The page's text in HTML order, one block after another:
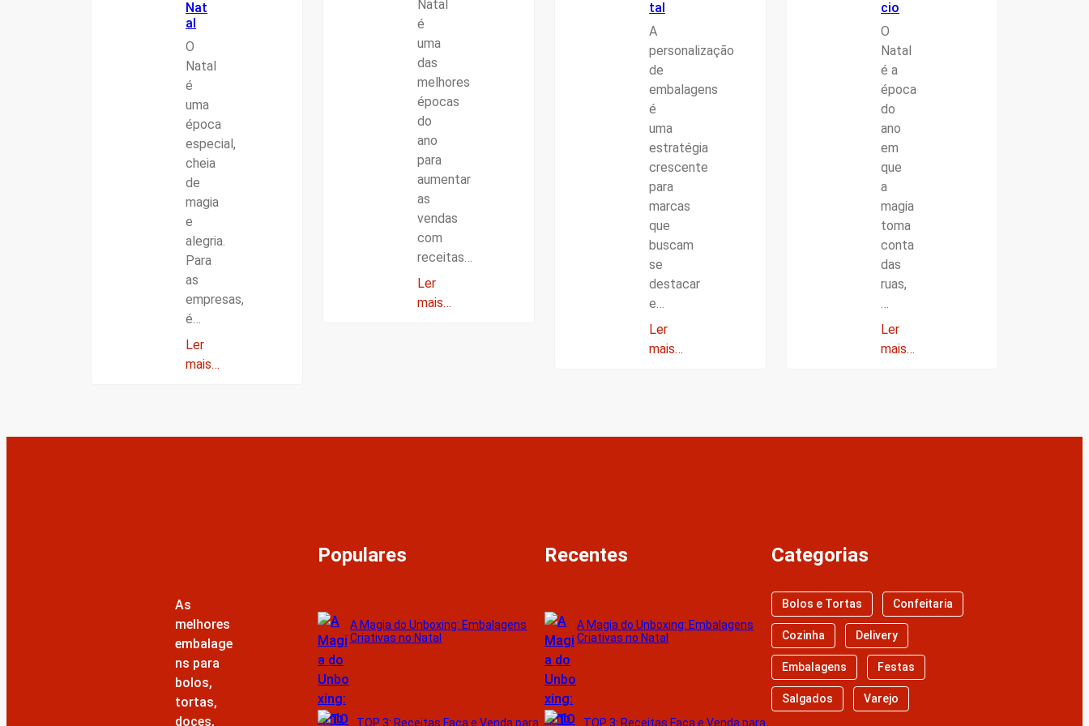
Nat
al
O
Natal
é
uma
época
especial,
cheia
de
magia
e
alegria.
Para
as
empresas,
é…
Ler
mais…
Natal
é
uma
das
melhores
épocas
do
ano
para
aumentar
as
vendas
com
receitas…
Ler
mais…
tal
A
personalização
de
embalagens
é
uma
estratégia
crescente
para
marcas
que
buscam
se
destacar
e…
Ler
mais…
cio
O
Natal
é a
época
do
ano
em
que
a
magia
toma
conta
das
ruas,
Ler
mais…
As
melhores
embalage
ns para
bolos,
tortas,
doces,
Populares
A Magia do Unboxing: Embalagens
Criativas no Natal
TOP 3: Receitas Faça e Venda para
Recentes
A Magia do Unboxing: Embalagens
Criativas no Natal
TOP 3: Receitas Faça e Venda para
Categorias
Bolos e Tortas Confeitaria
Cozinha Delivery
Embalagens Festas
Salgados Varejo